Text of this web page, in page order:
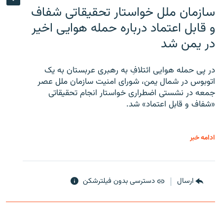
سازمان ملل خواستار تحقیقاتی شفاف
و قابل اعتماد درباره حمله هوایی اخیر
در یمن شد
در پی حمله هوایی ائتلافِ به رهبری عربستان به یک
اتوبوس در شمال یمن، شورای امنیت سازمان ملل عصر
جمعه در نشستی اضطراری خواستار انجام تحقیقاتی
«شفاف و قابل اعتماد» شد.
ادامه خبر
ارسال دسترسی بدون فیلترشکن